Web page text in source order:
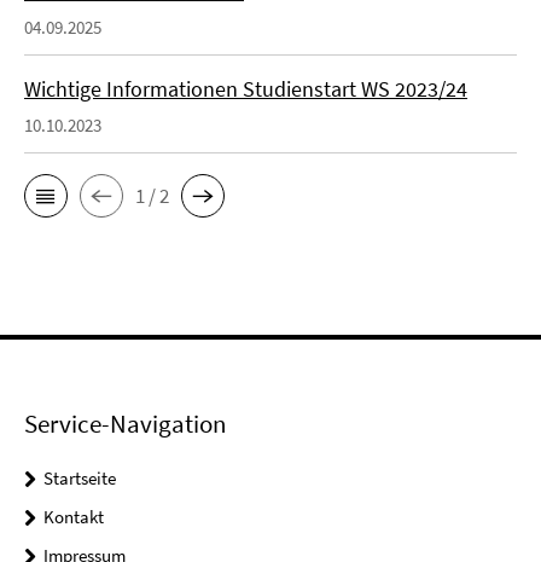
04.09.2025
Wichtige Informationen Studienstart WS 2023/24
10.10.2023
1 / 2
Service-Navigation
Startseite
Kontakt
Impressum